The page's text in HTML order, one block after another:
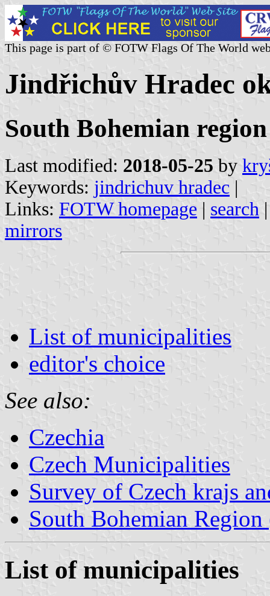
This page is part of © FOTW Flags Of The World
Jindřichův Hradec
South Bohemian region
Last modified: 2018-05-25 by
Keywords: jindrichuv hradec |
Links: FOTW homepage | search
mirrors
List of municipalities
editor's choice
See also:
Czechia
Czech Municipalities
Survey of Czech krajs
South Bohemian
List of municipalities